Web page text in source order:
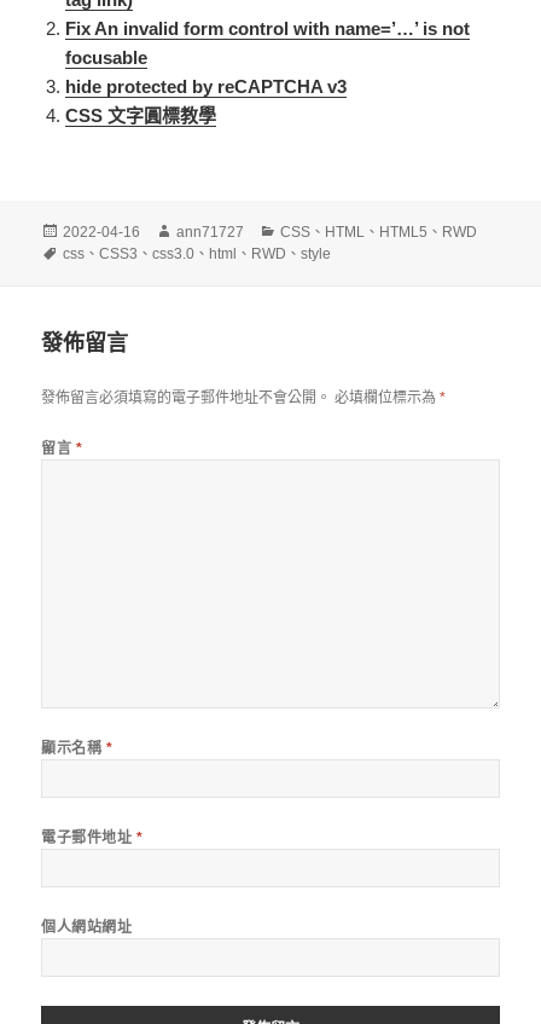
Fix An invalid form control with name=’…’ is not
focusable
hide protected by reCAPTCHA v3
CSS 文字圓標教學
發
佈
2022-04-16
作
者
ann71727
分
類
CSS 、 HTML 、 HTML5 、 RWD
標
css 、CSS3 、css3.0 、 html 、 RWD 、style
發佈留言
發佈留言必須填寫的電子郵件地址不會公開。 必填欄位標示為*
留言 *
顯示名稱 *
電子郵件地址 *
個人網站網址